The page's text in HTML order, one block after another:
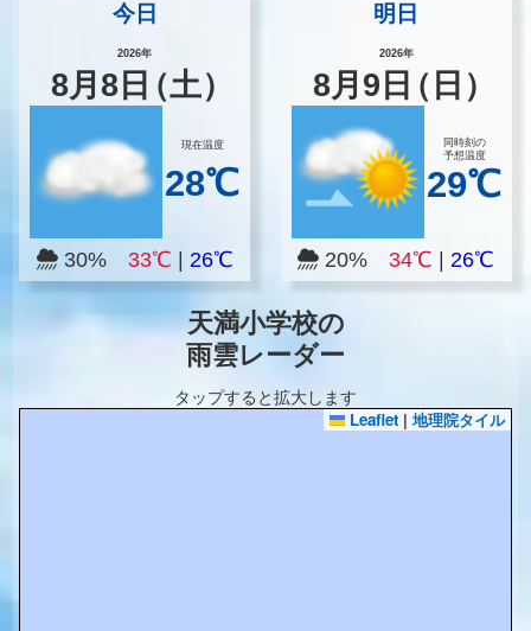
今日
2026年
8月8 日（土）
現在温度
28℃
30% 33℃ 26℃
明日
2026年
8月 9 日（日）
同時刻の
予想温度
29℃
20%34℃ |26℃
天満小学校の
雨雲レーダー
タップすると拡大します
Leaflet | 地理院タイル